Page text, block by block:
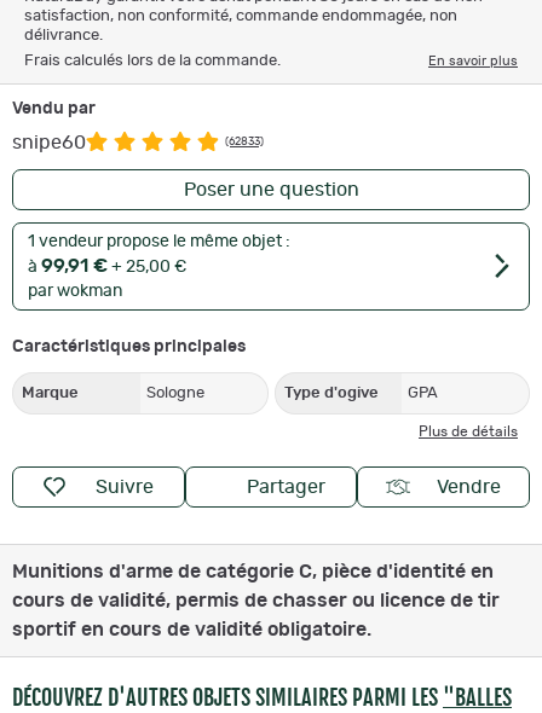
satisfaction, non conformité, commande endommagée, non
délivrance.
Frais calculés lors de la commande.
En savoir plus
Vendu par
snipe60 (62833)
Poser une question
1 vendeur propose le même objet :
à 99,91 € + 25,00 €
par wokman
Caractéristiques principales
Marque Sologne Type d'ogive GPA
Plus de détails
Suivre Partager Vendre
Munitions d'arme de catégorie C, pièce d'identité en
cours de validité, permis de chasser ou licence de tir
sportif en cours de validité obligatoire.
DÉCOUVREZ D'AUTRES OBJETS SIMILAIRES PARMI LES "BALLES